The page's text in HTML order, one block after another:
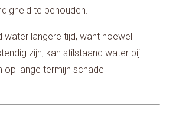
te behouden.
langere tijd, want hoewel
zijn, kan stilstaand water bij
op lange termijn schade